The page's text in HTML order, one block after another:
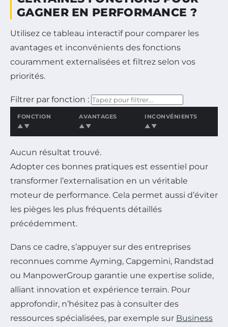
GAGNER EN PERFORMANCE ?
Utilisez ce tableau interactif pour comparer les
avantages et inconvénients des fonctions
couramment externalisées et filtrez selon vos
priorités.
Filtrer par fonction :
FONCTION
▲▼
AVANTAGES
▲▼
INCONVÉNIENTS
▲▼
Aucun résultat trouvé.
Adopter ces bonnes pratiques est essentiel pour
transformer l’externalisation en un véritable
moteur de performance. Cela permet aussi d’éviter
les pièges les plus fréquents détaillés
précédemment.
Dans ce cadre, s’appuyer sur des entreprises
reconnues comme Ayming, Capgemini, Randstad
ou ManpowerGroup garantie une expertise solide,
alliant innovation et expérience terrain. Pour
approfondir, n’hésitez pas à consulter des
ressources spécialisées, par exemple sur Business